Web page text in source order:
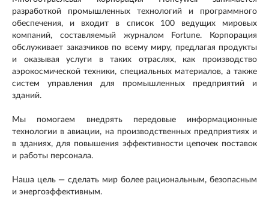
разработкой промышленных технологий и программного
обеспечения, и входит в список 100 ведущих мировых
компаний, составляемый журналом Fortune. Корпорация
обслуживает заказчиков по всему миру, предлагая продукты
и оказывая услуги в таких отраслях, как производство
аэрокосмической техники, специальных материалов, а также
систем управления для промышленных предприятий и
зданий.
Мы помогаем внедрять передовые информационные
технологии в авиации, на производственных предприятиях и
в зданиях, для повышения эффективности цепочек поставок
и работы персонала.
Наша цель — сделать мир более рациональным, безопасным
и энергоэффективным.